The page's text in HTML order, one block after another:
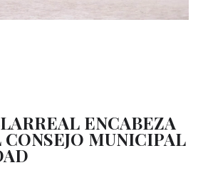
ENCABEZA
MUNICIPAL